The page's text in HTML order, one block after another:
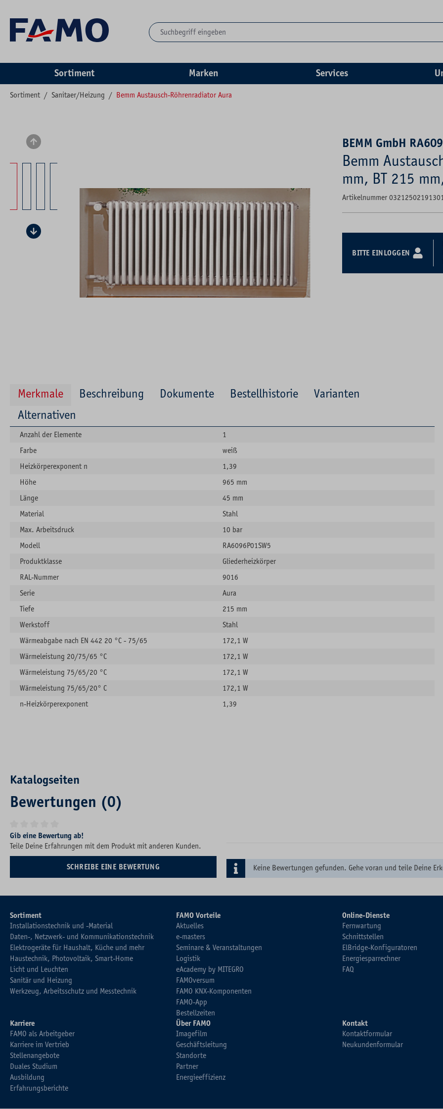
Sortiment Marken Services
Sortiment / Sanitaer/Heizung / Bemm Austausch-Röhrenradiator Aura
Bildergalerie überspringen BEMM GmbH
Bemm
mm, BT 215
Artikelnummer
BITTE EINLOGGEN
Merkmale Beschreibung Dokumente Bestellhistorie
Varianten
Alternativen
Anzahl der Elemente
1
Farbe
weiß
Heizkörperexponent n
1,39
Höhe
965 mm
Länge
45 mm
Material
Stahl
Max. Arbeitsdruck
10 bar
Modell
RA6096P01SW5
Produktklasse
Gliederheizkörper
RAL-Nummer
9016
Serie
Aura
Tiefe
215 mm
Werkstoff
Stahl
Wärmeabgabe nach EN 442 20 °C - 75/65
172,1 W
Wärmeleistung 20/75/65 °C
172,1 W
Wärmeleistung 75/65/20 °C
172,1 W
Wärmeleistung 75/65/20° C
172,1 W
n-Heizkörperexponent
1,39
Katalogseiten
Bewertungen (0)
Durchschnittliche Bewertung von 0 von 5 Sternen
Gib eine Bewertung ab!
Teile Deine Erfahrungen mit dem Produkt mit anderen Kunden.
SCHREIBE EINE BEWERTUNG Keine Bewertungen gefunden. Gehe voran und teile Deine
Sortiment
Installationstechnik und -Material
Daten-, Netzwerk- und Kommunikationstechnik
Elektrogeräte für Haushalt, Küche und mehr
Haustechnik, Photovoltaik, Smart-Home
Licht und Leuchten
Sanitär und Heizung
Werkzeug, Arbeitsschutz und Messtechnik
FAMO Vorteile
Aktuelles
e-masters
Seminare & Veranstaltungen
Logistik
eAcademy by MITEGRO
FAMOversum
FAMO KNX-Komponenten
FAMO-App
Bestellzeiten
Online-Dienste
Fernwartung
Schnittstellen
ElBridge-Konfiguratoren
Energiesparrechner
FAQ
Karriere
FAMO als Arbeitgeber
Karriere im Vertrieb
Stellenangebote
Duales Studium
Ausbildung
Erfahrungsberichte
Über FAMO
Imagefilm
Geschäftsleitung
Standorte
Partner
Energieeffizienz
Kontakt
Kontaktformular
Neukundenformular